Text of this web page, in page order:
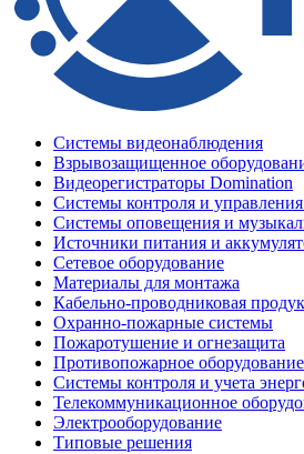
Системы видеонаблюдения
Взрывозащищенное
Видеорегистраторы Domination
Системы контроля и
Системы оповещения и
Источники питания и
Сетевое оборудование
Материалы для монтажа
Кабельно-проводниковая
Охранно-пожарные системы
Пожаротушение и огнезащита
Противопожарное оборудование
Системы контроля и учета
Телекоммуникационное
Электрооборудование
Типовые решения